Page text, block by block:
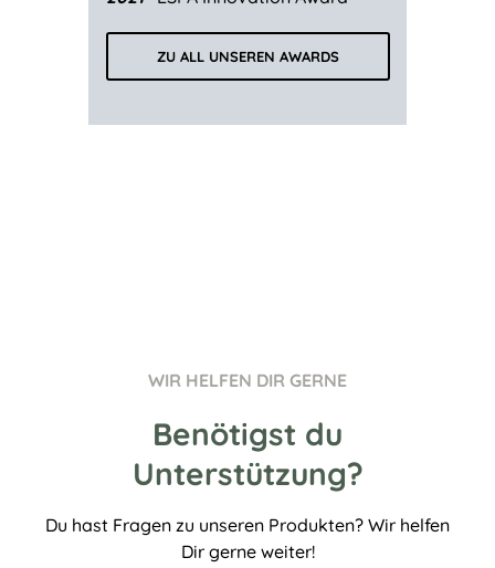
ZU ALL UNSEREN AWARDS
WIR HELFEN DIR GERNE
Benötigst du
Unterstützung?
Du hast Fragen zu unseren Produkten? Wir helfen
Dir gerne weiter!